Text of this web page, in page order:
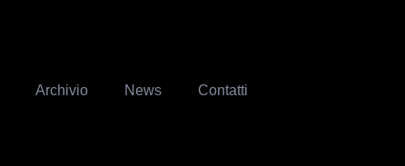
Archivio News Contatti